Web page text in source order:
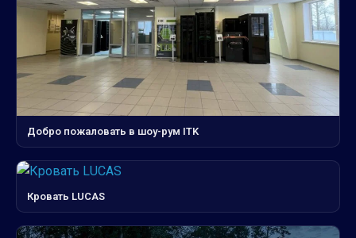
Добро пожаловать в шоу-рум ITK
Кровать LUCAS